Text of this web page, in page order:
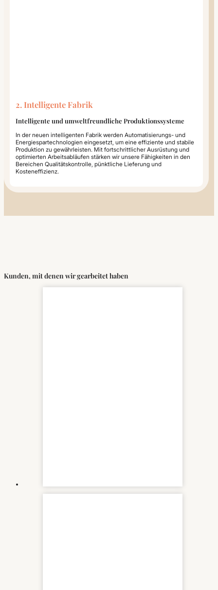
2. Intelligente Fabrik
Intelligente und umweltfreundliche Produktionssysteme
In der neuen intelligenten Fabrik werden Automatisierungs- und
Energiespartechnologien eingesetzt, um eine effiziente und stabile
Produktion zu gewährleisten. Mit fortschrittlicher Ausrüstung und
optimierten Arbeitsabläufen stärken wir unsere Fähigkeiten in den
Bereichen Qualitätskontrolle, pünktliche Lieferung und
Kosteneffizienz.
Kunden, mit denen wir gearbeitet haben